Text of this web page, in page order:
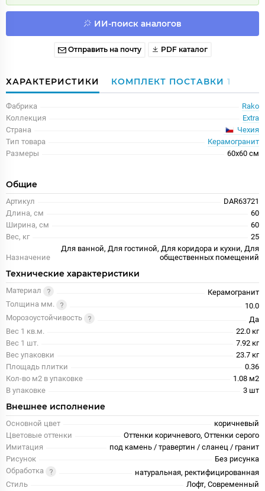
ИИ-поиск аналогов
Отправить на почту PDF каталог
ХАРАКТЕРИСТИКИ КОМПЛЕКТ ПОСТАВКИ 1
Фабрика
Rako
Коллекция
Extra
Страна
Чехия
Тип товара
Керамогранит
Размеры
60x60 см
Общие
Артикул
DAR63721
Длина, см
60
Ширина, см
60
Вес, кг
25
Назначение
Для ванной, Для гостиной, Для коридора и кухни, Для
общественных помещений
Технические характеристики
Материал
Керамогранит
Толщина мм.
10.0
Морозоустойчивость
Да
Вес 1 кв.м.
22.0 кг
Вес 1 шт.
7.92 кг
Вес упаковки
23.7 кг
Площадь плитки
0.36
Кол-во м2 в упаковке
1.08 м2
В упаковке
3 шт
Внешнее исполнение
Основной цвет
коричневый
Цветовые оттенки
Оттенки коричневого, Оттенки серого
Имитация
под камень / травертин / сланец / гранит
Рисунок
Без рисунка
Обработка
натуральная, ректифицированная
Стиль
Лофт, Современный